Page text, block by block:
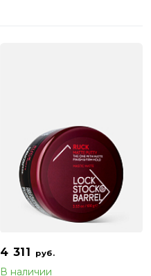
4 311 руб.
В наличии